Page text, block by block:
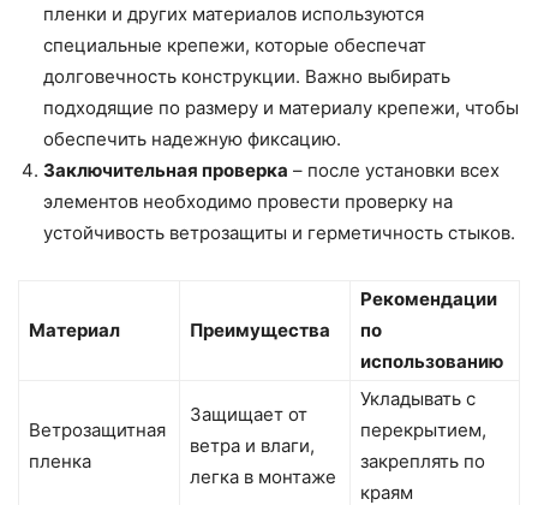
пленки и других материалов используются
специальные крепежи, которые обеспечат
долговечность конструкции. Важно выбирать
подходящие по размеру и материалу крепежи, чтобы
обеспечить надежную фиксацию.
Заключительная проверка – после установки всех
элементов необходимо провести проверку на
устойчивость ветрозащиты и герметичность стыков.
Материал Преимущества
Рекомендации
по
использованию
Ветрозащитная
пленка
Защищает от
ветра и влаги,
легка в монтаже
Укладывать с
перекрытием,
закреплять по
краям